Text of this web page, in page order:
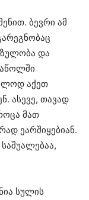
ბევრი ამ
და
აქეთ
ასევე, თავად
მათ
ეარშიყებიან.
სულის